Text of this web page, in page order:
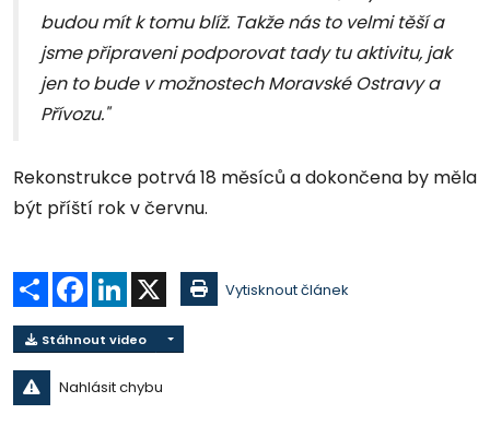
budou mít k tomu blíž. Takže nás to velmi těší a
jsme připraveni podporovat tady tu aktivitu, jak
jen to bude v možnostech Moravské Ostravy a
Přívozu."
Rekonstrukce potrvá 18 měsíců a dokončena by měla
být příští rok v červnu.
Sdílet Facebook
LinkedIn Vytisknout článek
Stáhnout video
Nahlásit chybu